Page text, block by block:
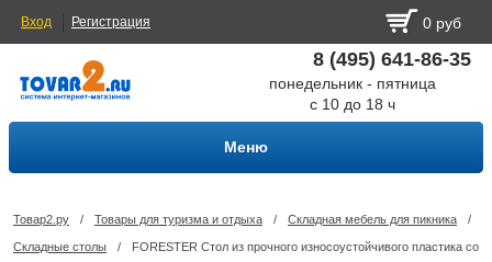
Вход Регистрация 0 руб
8 (495) 641-86-35
понедельник - пятница
с 10 до 18 ч
Меню
Товар2.ру / Товары для туризма и отдыха / Складная мебель для пикника /
Складные столы /
FORESTER Стол из прочного износоустойчивого пластика со